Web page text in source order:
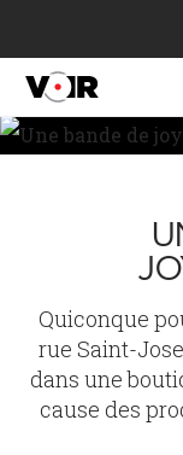
Quiconque
rue Saint-
dans une
cause des